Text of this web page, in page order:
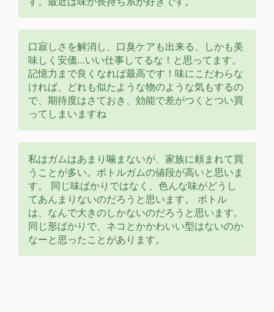
口寂しさを解消し、口臭ケアも出来る、しかも美
味しく安価…いい仕事してるな！と思ってます。
記憶力まで良くなれば最高です！味にこだわらな
ければ、どれも似たような物のような気もするの
で、期待度はさておき、効能で差がつくとつい買
ってしまいますね
私はガムはあまり噛まないが、家族に頼まれて買
うことが多い。ボトルガムの値段が高いと思いま
す。 同じ味ばかりではなく、色んな味がどうし
てあんまりないのだろうと思います。 ボトル
は、なんで大きのしかないのだろうと思います。
同じ形ばかりで、ネコとかかわいい型はないのか
なーと思ったことがあります。